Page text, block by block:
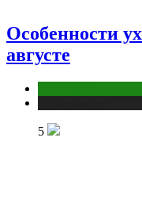
Особенности
августе
5